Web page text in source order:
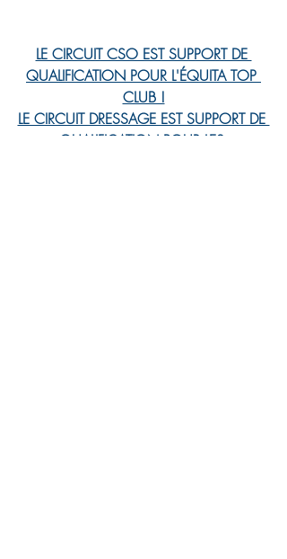
LE CIRCUIT CSO EST SUPPORT DE
QUALIFICATION POUR L'ÉQUITA TOP
CLUB !
LE CIRCUIT DRESSAGE EST SUPPORT DE
QUALIFICATION POUR LES